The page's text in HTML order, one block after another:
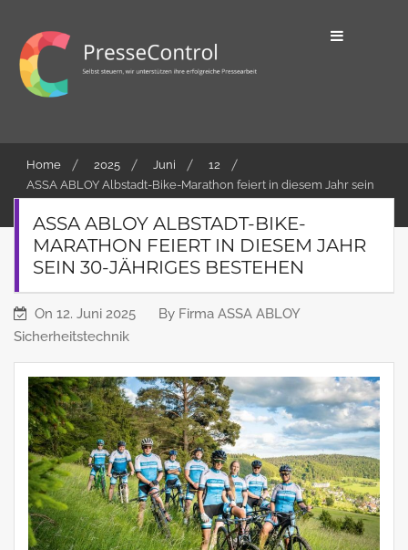
content
PresseControl
erfolgreiche Pressearbeit
Home 2025 Juni
12
ASSA ABLOY Albstadt-Bike-Marathon feiert in diesem Jahr sein
ASSA ABLOY ALBSTADT-BIKE-
MARATHON FEIERT IN DIESEM JAHR
SEIN 30-JÄHRIGES BESTEHEN
On 12. Juni 2025 By Firma ASSA ABLOY
Sicherheitstechnik